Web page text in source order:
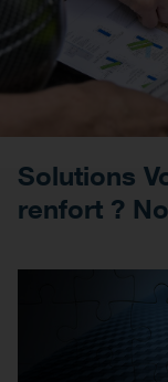
Solutions
renfort ?